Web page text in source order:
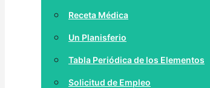
Receta Médica
Un Planisferio
Tabla Periódica de los Elementos
Solicitud de Empleo